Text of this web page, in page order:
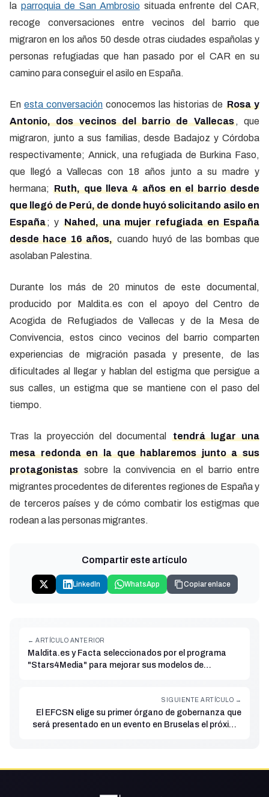
la parroquia de San Ambrosio situada enfrente del CAR,
recoge conversaciones entre vecinos del barrio que
migraron en los años 50 desde otras ciudades españolas y
personas refugiadas que han pasado por el CAR en su
camino para conseguir el asilo en España.
En esta conversación conocemos las historias de Rosa y
Antonio, dos vecinos del barrio de Vallecas, que
migraron, junto a sus familias, desde Badajoz y Córdoba
respectivamente; Annick, una refugiada de Burkina Faso,
que llegó a Vallecas con 18 años junto a su madre y
hermana;Ruth, que lleva 4 años en el barrio desde
que llegó de Perú, de donde huyó solicitando asilo en
España; y Nahed, una mujer refugiada en España
desde hace 16 años, cuando huyó de las bombas que
asolaban Palestina.
Durante los más de 20 minutos de este documental,
producido por Maldita.es con el apoyo del Centro de
Acogida de Refugiados de Vallecas y de la Mesa de
Convivencia, estos cinco vecinos del barrio comparten
experiencias de migración pasada y presente, de las
dificultades al llegar y hablan del estigma que persigue a
sus calles, un estigma que se mantiene con el paso del
tiempo.
Tras la proyección del documentaltendrá lugar una
mesa redonda en la que hablaremos junto a sus
protagonistas sobre la convivencia en el barrio entre
migrantes procedentes de diferentes regiones de España y
de terceros países y de cómo combatir los estigmas que
rodean a las personas migrantes.
Compartir este artículo
LinkedIn WhatsApp Copiar enlace
← ARTÍCULO ANTERIOR
Maldita.es y Facta seleccionados por el programa
"Stars4Media" para mejorar sus modelos de
SIGUIENTE ARTÍCULO →
El EFCSN elige su primer órgano de gobernanza que
será presentado en un evento en Bruselas el próximo